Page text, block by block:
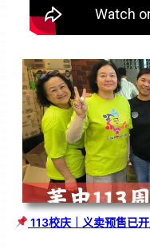
113校庆｜义卖预售已